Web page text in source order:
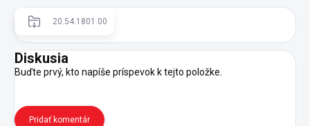
20.54.1801.00
Diskusia
Buďte prvý, kto napíše príspevok k tejto položke.
Pridať komentár